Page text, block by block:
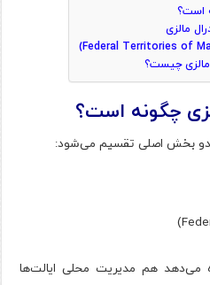
است؟
مالزی
مالزی چیست؟
چگونه است؟
دو بخش اصلی تقسیم می‌شود:
می‌دهد هم مدیریت محلی ایالت‌ها